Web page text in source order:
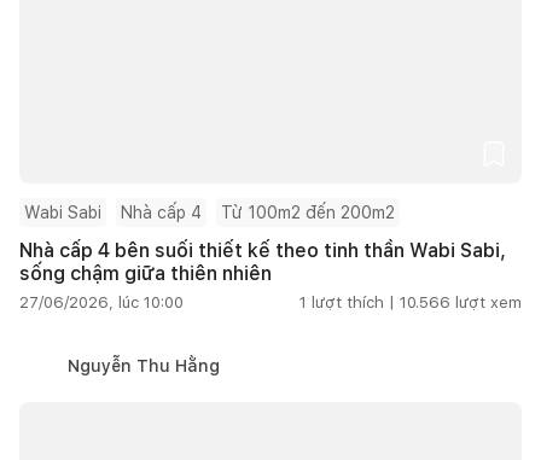
Wabi Sabi Nhà cấp 4 Từ 100m2 đến 200m2
Nhà cấp 4 bên suối thiết kế theo tinh thần Wabi Sabi,
sống chậm giữa thiên nhiên
27/06/2026, lúc 10:00 1 lượt thích | 10.566 lượt xem
Nguyễn Thu Hằng